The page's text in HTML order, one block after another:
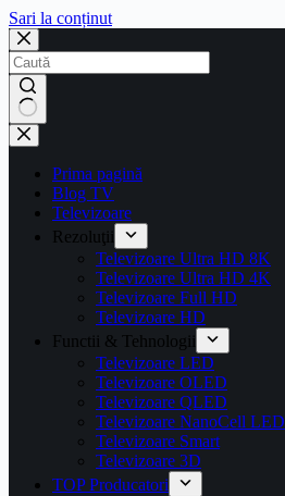
Sari la conținut
Prima pagină
Blog TV
Televizoare
Rezoluţii
Televizoare Ultra HD 8K
Televizoare Ultra HD 4K
Televizoare Full HD
Televizoare HD
Functii & Tehnologii
Televizoare LED
Televizoare OLED
Televizoare QLED
Televizoare NanoCell LED
Televizoare Smart
Televizoare 3D
TOP Producatori